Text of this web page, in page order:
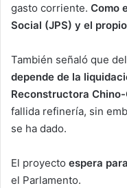
gasto corriente. Como
Social (JPS) y el
También señaló que del
depende de la
Reconstructora
fallida refinería, sin
se ha dado.
El proyecto espera
el Parlamento.